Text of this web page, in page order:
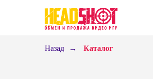
Назад → Каталог